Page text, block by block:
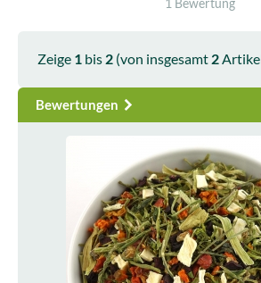
1 Bewertung
Zeige 1 bis 2 (von insgesamt 2
Bewertungen